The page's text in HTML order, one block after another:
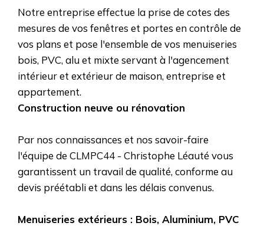
Notre entreprise effectue la prise de cotes des
mesures de vos fenêtres et portes en contrôle de
vos plans et pose l'ensemble de vos menuiseries
bois, PVC, alu et mixte servant à l'agencement
intérieur et extérieur de maison, entreprise et
appartement.
Construction neuve ou rénovation
Par nos connaissances et nos savoir-faire
l'équipe de CLMPC44 - Christophe Léauté vous
garantissent un travail de qualité, conforme au
devis préétabli et dans les délais convenus.
Menuiseries extérieurs : Bois, Aluminium, PVC